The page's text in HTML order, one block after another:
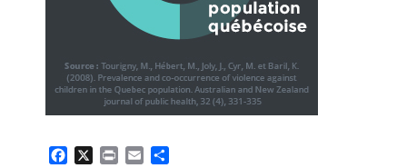
FacebookPrint Email